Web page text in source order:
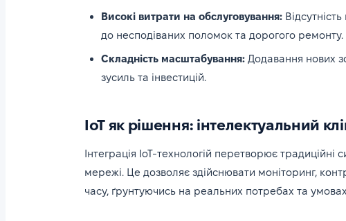
Високі витрати на обслуговування:
до несподіваних поломок та дорогого ремонту.
Складність масштабування: Додавання нових
зусиль та інвестицій.
IoT як рішення: інтелектуальний
Інтеграція IoT-технологій перетворює традиційні
мережі. Це дозволяє здійснювати моніторинг,
часу, ґрунтуючись на реальних потребах та